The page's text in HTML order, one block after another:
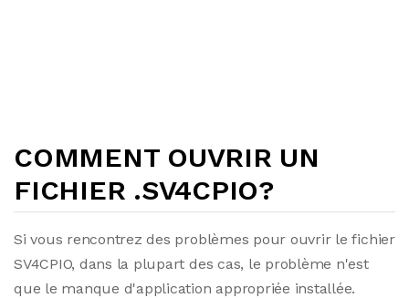
COMMENT OUVRIR UN
FICHIER .SV4CPIO?
Si vous rencontrez des problèmes pour ouvrir le fichier
SV4CPIO, dans la plupart des cas, le problème n'est
que le manque d'application appropriée installée.